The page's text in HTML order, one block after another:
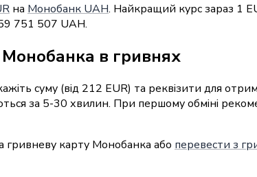
на Монобанк UAH. Найкращий курс зараз 1
751 507 UAH.
в гривнях
суму (від 212 EUR) та реквізити для
за 5-30 хвилин. При першому обміні
карту Монобанка або перевести з